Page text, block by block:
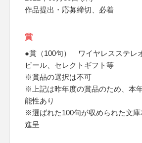
作品提出・応募締切、必着
賞
●賞（100句） ワイヤレスステレ
ビール、セレクトギフト等
※賞品の選択は不可
※上記は昨年度の賞品のため、本
能性あり
※選ばれた100句が収められた文庫
進呈